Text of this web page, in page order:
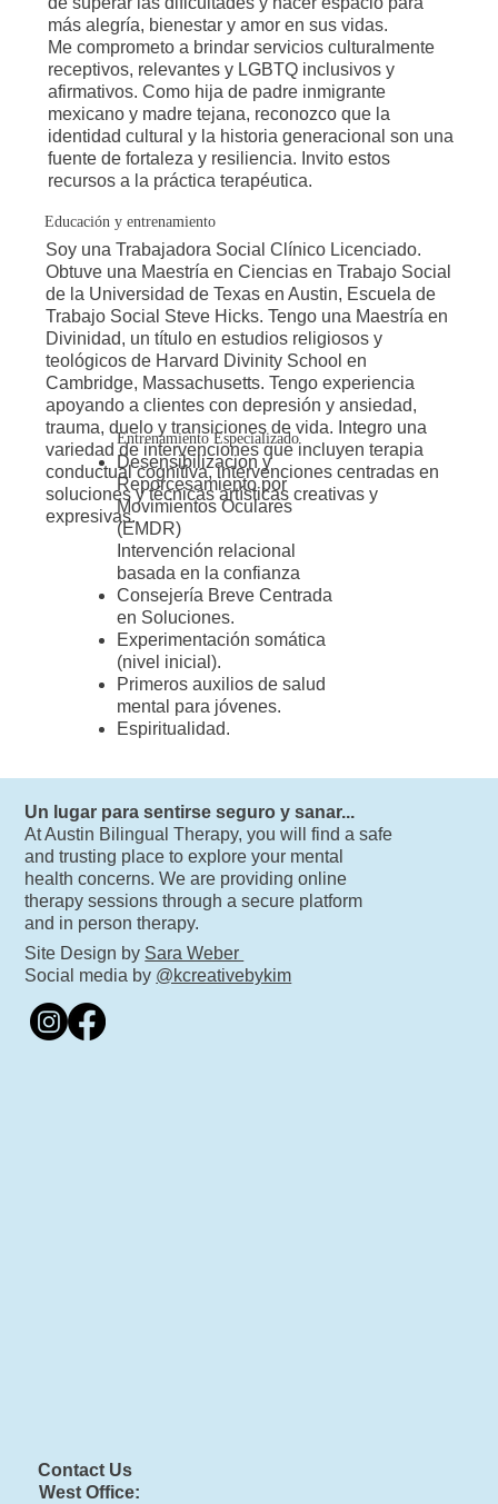
más alegría, bienestar y amor en sus vidas.
Me comprometo a brindar servicios culturalmente
receptivos, relevantes y LGBTQ inclusivos y
afirmativos. Como hija de padre inmigrante
mexicano y madre tejana, reconozco que la
identidad cultural y la historia generacional son una
fuente de fortaleza y resiliencia. Invito estos
recursos a la práctica terapéutica.
Educación y entrenamiento
Soy una Trabajadora Social Clínico Licenciado.
Obtuve una Maestría en Ciencias en Trabajo Social
de la Universidad de Texas en Austin, Escuela de
Trabajo Social Steve Hicks. Tengo una Maestría en
Divinidad, un título en estudios religiosos y
teológicos de Harvard Divinity School en
Cambridge, Massachusetts. Tengo experiencia
apoyando a clientes con depresión y ansiedad,
trauma, duelo y transiciones de vida. Integro una
variedad de intervenciones que incluyen terapia
conductual cognitiva, intervenciones centradas en
soluciones y técnicas artísticas creativas y
expresivas.
Entrenamiento Especializado
Desensibilizacion y
Reporcesamiento por
Movimientos Oculares
(EMDR)
Intervención relacional
basada en la confianza
Consejería Breve Centrada
en Soluciones.
Experimentación somática
(nivel inicial).
Primeros auxilios de salud
mental para jóvenes.
Espiritualidad.
Un lugar para sentirse seguro y sanar...
At Austin Bilingual Therapy, you will find a safe
and trusting place to explore your mental
health concerns. We are providing online
therapy sessions through a secure platform
and in person therapy.
Site Design by Sara Weber
Social media by @kcreativebykim
Contact Us
West Office: